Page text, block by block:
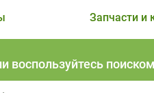
Запчасти и
воспользуйтесь поиском